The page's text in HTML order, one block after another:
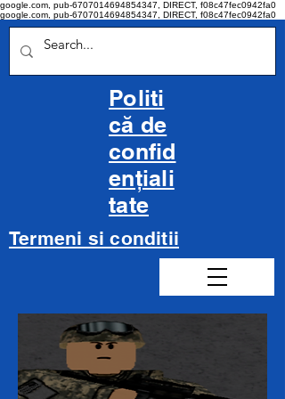
google.com, pub-6707014694854347, DIRECT, f08c47fec0942fa0
google.com, pub-6707014694854347, DIRECT, f08c47fec0942fa0
Politi
că de
confid
ențiali
tate
Termeni si conditii